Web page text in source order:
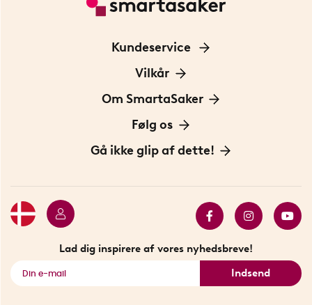
Kundeservice
Kontakt os
Vilkår
Information om cookies
Privatlivspolitik
Om SmartaSaker
Om os
Vores historie
Følg os
Opfindere
Gå ikke glip af dette!
Se alle smarte produkter
Lad dig inspirere af vores nyhedsbreve!
Indsend